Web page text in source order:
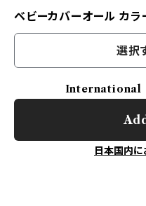
ベビーカバーオール カラ
選択
International
日本国内